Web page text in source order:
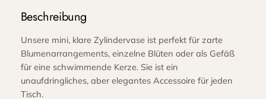
a
e
k
l
a
r
Beschreibung
Unsere mini, klare Zylindervase ist perfekt für zarte
Blumenarrangements, einzelne Blüten oder als Gefäß
für eine schwimmende Kerze. Sie ist ein
unaufdringliches, aber elegantes Accessoire für jeden
Tisch.